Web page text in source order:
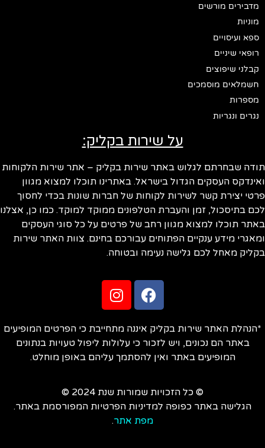
מדבירים מורשים
מוניות
ספא ועיסויים
רופאי שיניים
קבלני שיפוצים
חשמלאים מוסמכים
מספרות
נגרים ונגריות
על שירות בקליק:
תודה שבחרתם לגלוש באתר שירות בקליק – אתר שירות הלקוחות
ואינדקס העסקים הגדול בישראל. באתרינו תוכלו למצוא מגוון
פרטי יצירת קשר לשירות לקוחות של חברות שונות בכדי לחסוך
לכם בתיסכול, זמן והעברת הטלפונים ממוקד למוקד. כמו כן, אצלנו
באתר תוכלו למצוא מגוון רחב של פרטים על כל סוגי העסקים
ומאגרי מידע ענקיים הפתוחים עבורכם בחינם. צוות האתר שירות
בקליק מאחל לכם גלישה נעימה ובטוחה.
*הנהלת האתר שירות בקליק איננה מתחייבת כי הפרטים המופיעים
באתר הם נכונים, ויש לזכור כי עלולות ליפול טעויות בנתונים
המופיעים באתר ואין להסתמך עליהם באופן מוחלט.
© כל הזכויות שמורות שנת 2024 ©
הגלישה באתר כפופה למדיניות הפרטיות המפורסמת באתר.
מפת אתר.